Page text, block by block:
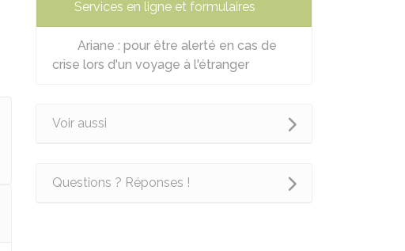
Services en ligne et formulaires
Ariane : pour être alerté en cas de
crise lors d'un voyage à l'étranger
Voir aussi
Questions ? Réponses !